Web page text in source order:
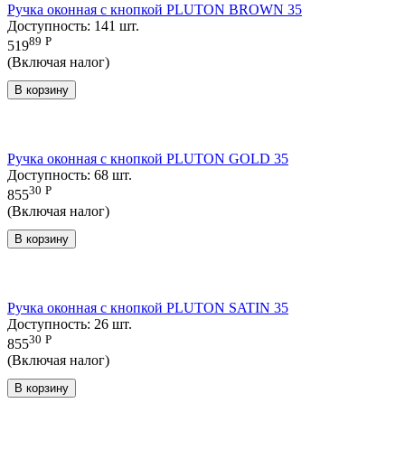
Ручка оконная с кнопкой PLUTON BROWN 35
Доступность: 141 шт.
51989 Р
(Включая налог)
В корзину
Ручка оконная с кнопкой PLUTON GOLD 35
Доступность: 68 шт.
85530 Р
(Включая налог)
В корзину
Ручка оконная с кнопкой PLUTON SATIN 35
Доступность: 26 шт.
85530 Р
(Включая налог)
В корзину